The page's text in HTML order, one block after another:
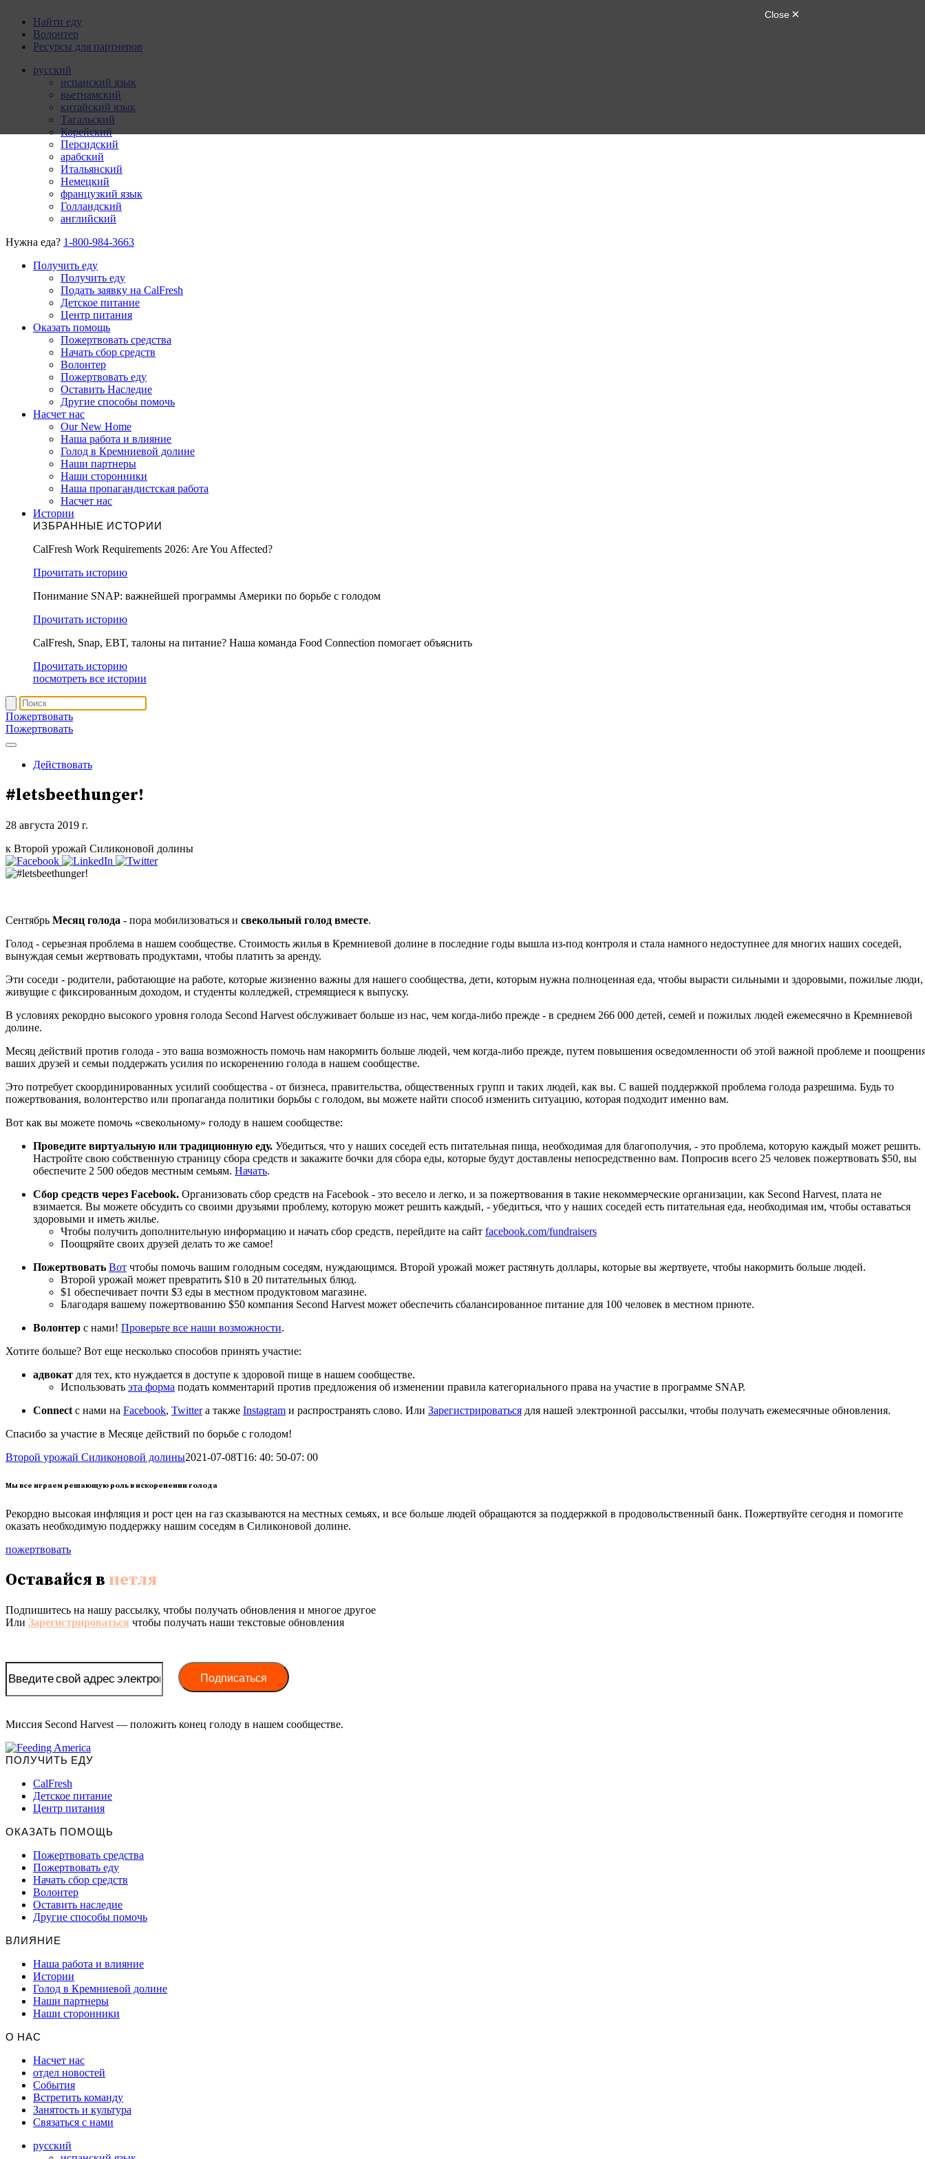
Найти еду
Волонтер
Ресурсы для партнеров
русский
испанский язык
вьетнамский
китайский язык
Тагальский
Корейский
Персидский
арабский
Итальянский
Немецкий
французкий язык
Голландский
английский
Нужна еда? 1-800-984-3663
Получить еду
Получить еду
Подать заявку на CalFresh
Детское питание
Центр питания
Оказать помощь
Пожертвовать средства
Начать сбор средств
Волонтер
Пожертвовать еду
Оставить Наследие
Другие способы помочь
Насчет нас
Our New Home
Наша работа и влияние
Голод в Кремниевой долине
Наши партнеры
Наши сторонники
Наша пропагандистская работа
Насчет нас
Истории
ИЗБРАННЫЕ ИСТОРИИ
CalFresh Work Requirements 2026: Are You Affected?
Прочитать историю
Понимание SNAP: важнейшей программы Америки по борьбе с голодом
Прочитать историю
CalFresh, Snap, EBT, талоны на питание? Наша команда Food Connection помогает объяснить
Прочитать историю
посмотреть все истории
Пожертвовать
Пожертвовать
Действовать
#letsbeethunger!
28 августа 2019 г.
к Второй урожай Силиконовой долины
Сентябрь Месяц голода - пора мобилизоваться и свекольный голод вместе.
Голод - серьезная проблема в нашем сообществе. Стоимость жилья в Кремниевой долине в последние годы вышла из-под контроля и стала намного недоступнее для многих наших соседей,
вынуждая семьи жертвовать продуктами, чтобы платить за аренду.
Эти соседи - родители, работающие на работе, которые жизненно важны для нашего сообщества, дети, которым нужна полноценная еда, чтобы вырасти сильными и здоровыми, пожилые люди,
живущие с фиксированным доходом, и студенты колледжей, стремящиеся к выпуску.
В условиях рекордно высокого уровня голода Second Harvest обслуживает больше из нас, чем когда-либо прежде - в среднем 266 000 детей, семей и пожилых людей ежемесячно в Кремниевой
долине.
Месяц действий против голода - это ваша возможность помочь нам накормить больше людей, чем когда-либо прежде, путем повышения осведомленности об этой важной проблеме и
ваших друзей и семьи поддержать усилия по искоренению голода в нашем сообществе.
Это потребует скоординированных усилий сообщества - от бизнеса, правительства, общественных групп и таких людей, как вы. С вашей поддержкой проблема голода разрешима. Будь то
пожертвования, волонтерство или пропаганда политики борьбы с голодом, вы можете найти способ изменить ситуацию, которая подходит именно вам.
Вот как вы можете помочь «свекольному» голоду в нашем сообществе:
Проведите виртуальную или традиционную еду. Убедиться, что у наших соседей есть питательная пища, необходимая для благополучия, - это проблема, которую каждый может решить.
Настройте свою собственную страницу сбора средств и закажите бочки для сбора еды, которые будут доставлены непосредственно вам. Попросив всего 25 человек пожертвовать $50, вы
обеспечите 2 500 обедов местным семьям. Начать.
Сбор средств через Facebook. Организовать сбор средств на Facebook - это весело и легко, и за пожертвования в такие некоммерческие организации, как Second Harvest, плата не
взимается. Вы можете обсудить со своими друзьями проблему, которую может решить каждый, - убедиться, что у наших соседей есть питательная еда, необходимая им, чтобы оставаться
здоровыми и иметь жилье.
Чтобы получить дополнительную информацию и начать сбор средств, перейдите на сайт facebook.com/fundraisers
Поощряйте своих друзей делать то же самое!
Пожертвовать Вот чтобы помочь вашим голодным соседям, нуждающимся. Второй урожай может растянуть доллары, которые вы жертвуете, чтобы накормить больше людей.
Второй урожай может превратить $10 в 20 питательных блюд.
$1 обеспечивает почти $3 еды в местном продуктовом магазине.
Благодаря вашему пожертвованию $50 компания Second Harvest может обеспечить сбалансированное питание для 100 человек в местном приюте.
Волонтер с нами! Проверьте все наши возможности.
Хотите больше? Вот еще несколько способов принять участие:
адвокат для тех, кто нуждается в доступе к здоровой пище в нашем сообществе.
Использовать эта форма подать комментарий против предложения об изменении правила категориального права на участие в программе SNAP.
Connect с нами на Facebook, Twitterа также Instagram и распространять слово. Или Зарегистрироваться для нашей электронной рассылки, чтобы получать ежемесячные обновления.
Спасибо за участие в Месяце действий по борьбе с голодом!
Второй урожай Силиконовой долины2021-07-08T16: 40: 50-07: 00
Мы все играем решающую роль в искоренении голода
Рекордно высокая инфляция и рост цен на газ сказываются на местных семьях, и все больше людей обращаются за поддержкой в продовольственный банк. Пожертвуйте сегодня и помогите
оказать необходимую поддержку нашим соседям в Силиконовой долине.
пожертвовать
Оставайся в петля
Подпишитесь на нашу рассылку, чтобы получать обновления и многое другое
Или Зарегистрироваться чтобы получать наши текстовые обновления
Миссия Second Harvest — положить конец голоду в нашем сообществе.
ПОЛУЧИТЬ ЕДУ
CalFresh
Детское питание
Центр питания
ОКАЗАТЬ ПОМОЩЬ
Пожертвовать средства
Пожертвовать еду
Начать сбор средств
Волонтер
Оставить наследие
Другие способы помочь
ВЛИЯНИЕ
Наша работа и влияние
Истории
Голод в Кремниевой долине
Наши партнеры
Наши сторонники
О НАС
Насчет нас
отдел новостей
События
Встретить команду
Занятость и культура
Связаться с нами
русский